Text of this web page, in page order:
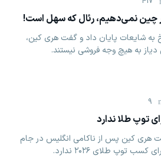
چین نمی‌دهیم، رئال که سهل است!
به شایعات پایان داد و گفت هری کین،
دیاز به هیچ وجه فروشی نیستند.
9
توپ طلا ندارد
هری کین پس از ناکامی انگلیس در جام
توپ طلای ۲۰۲۶ ندارد.